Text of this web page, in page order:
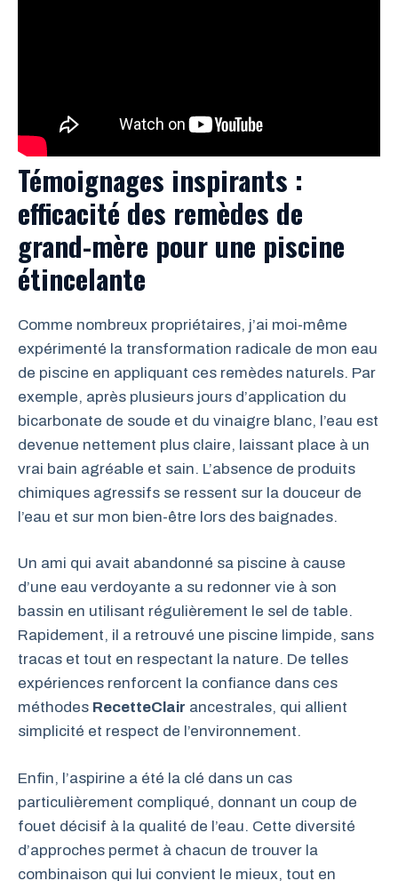
Témoignages inspirants :
efficacité des remèdes de
grand-mère pour une piscine
étincelante
Comme nombreux propriétaires, j’ai moi-même
expérimenté la transformation radicale de mon eau
de piscine en appliquant ces remèdes naturels. Par
exemple, après plusieurs jours d’application du
bicarbonate de soude et du vinaigre blanc, l’eau est
devenue nettement plus claire, laissant place à un
vrai bain agréable et sain. L’absence de produits
chimiques agressifs se ressent sur la douceur de
l’eau et sur mon bien-être lors des baignades.
Un ami qui avait abandonné sa piscine à cause
d’une eau verdoyante a su redonner vie à son
bassin en utilisant régulièrement le sel de table.
Rapidement, il a retrouvé une piscine limpide, sans
tracas et tout en respectant la nature. De telles
expériences renforcent la confiance dans ces
méthodes RecetteClair ancestrales, qui allient
simplicité et respect de l’environnement.
Enfin, l’aspirine a été la clé dans un cas
particulièrement compliqué, donnant un coup de
fouet décisif à la qualité de l’eau. Cette diversité
d’approches permet à chacun de trouver la
combinaison qui lui convient le mieux, tout en